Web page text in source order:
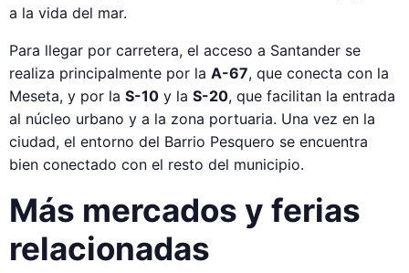
a la vida del mar.
Para llegar por carretera, el acceso a Santander se
realiza principalmente por la A-67, que conecta con la
Meseta, y por la S-10 y la S-20, que facilitan la entrada
al núcleo urbano y a la zona portuaria. Una vez en la
ciudad, el entorno del Barrio Pesquero se encuentra
bien conectado con el resto del municipio.
Más mercados y ferias
relacionadas